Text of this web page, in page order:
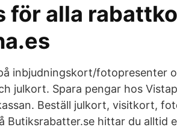
för alla
inbjudningskort/fotopresenter
julkort. Spara pengar hos
Beställ julkort, visitkort,
Butiksrabatter.se hittar du alltid